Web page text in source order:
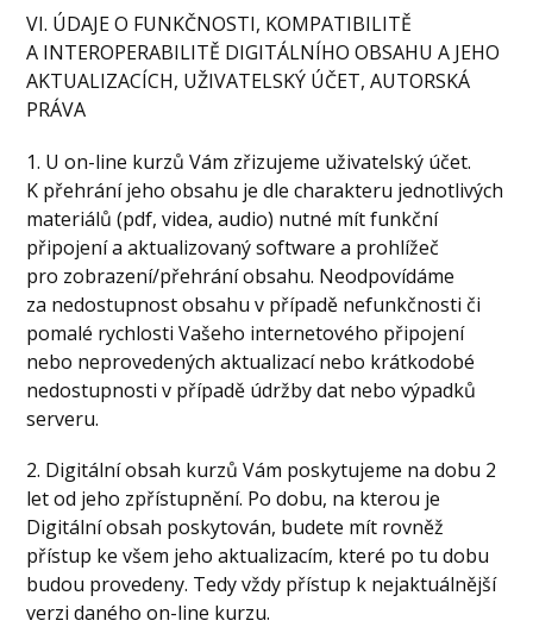
VI. ÚDAJE O FUNKČNOSTI, KOMPATIBILITĚ
A INTEROPERABILITĚ DIGITÁLNÍHO OBSAHU A JEHO
AKTUALIZACÍCH, UŽIVATELSKÝ ÚČET, AUTORSKÁ
PRÁVA
1. U on-line kurzů Vám zřizujeme uživatelský účet.
K přehrání jeho obsahu je dle charakteru jednotlivých
materiálů (pdf, videa, audio) nutné mít funkční
připojení a aktualizovaný software a prohlížeč
pro zobrazení/přehrání obsahu. Neodpovídáme
za nedostupnost obsahu v případě nefunkčnosti či
pomalé rychlosti Vašeho internetového připojení
nebo neprovedených aktualizací nebo krátkodobé
nedostupnosti v případě údržby dat nebo výpadků
serveru.
2. Digitální obsah kurzů Vám poskytujeme na dobu 2
let od jeho zpřístupnění. Po dobu, na kterou je
Digitální obsah poskytován, budete mít rovněž
přístup ke všem jeho aktualizacím, které po tu dobu
budou provedeny. Tedy vždy přístup k nejaktuálnější
verzi daného on-line kurzu.